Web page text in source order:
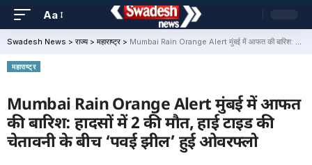
Aa
Swadesh News > राज्य> महाराष्ट्र > Mumbai Rain Orange Alert मुंबई में आफत की बारिश: हादसों में 2 की मौत, हाई टाइड की चेतावनी के बीच ‘पवई झील’ हुई ओवरफ्लो
महाराष्ट्र
Mumbai Rain Orange Alert मुंबई में आफत
की बारिश: हादसों में 2 की मौत, हाई टाइड की
चेतावनी के बीच ‘पवई झील’ हुई ओवरफ्लो